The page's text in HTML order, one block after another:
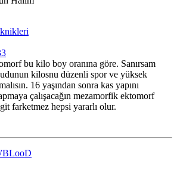
bu kilo boy oranına göre. Sanırsam
kilosnu düzenli spor ve yüksek
16 yaşından sonra kas yapını
çalışacağın mezamorfik ektomorf
farketmez hepsi yararlı olur.